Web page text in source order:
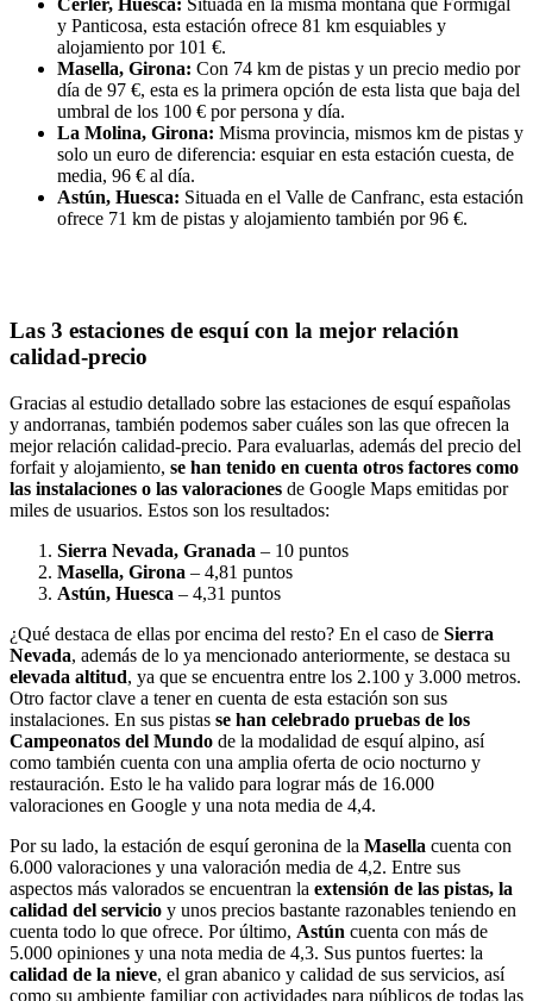
y Panticosa, esta estación ofrece 81 km esquiables y
alojamiento por 101 €.
Masella, Girona: Con 74 km de pistas y un precio medio por
día de 97 €, esta es la primera opción de esta lista que baja del
umbral de los 100 € por persona y día.
La Molina, Girona: Misma provincia, mismos km de pistas y
solo un euro de diferencia: esquiar en esta estación cuesta, de
media, 96 € al día.
Astún, Huesca: Situada en el Valle de Canfranc, esta estación
ofrece 71 km de pistas y alojamiento también por 96 €.
Las 3 estaciones de esquí con la mejor relación
calidad-precio
Gracias al estudio detallado sobre las estaciones de esquí españolas
y andorranas, también podemos saber cuáles son las que ofrecen la
mejor relación calidad-precio. Para evaluarlas, además del precio del
forfait y alojamiento, se han tenido en cuenta otros factores como
las instalaciones o las valoraciones de Google Maps emitidas por
miles de usuarios. Estos son los resultados:
Sierra Nevada, Granada – 10 puntos
Masella, Girona – 4,81 puntos
Astún, Huesca – 4,31 puntos
¿Qué destaca de ellas por encima del resto? En el caso de Sierra
Nevada, además de lo ya mencionado anteriormente, se destaca su
elevada altitud, ya que se encuentra entre los 2.100 y 3.000 metros.
Otro factor clave a tener en cuenta de esta estación son sus
instalaciones. En sus pistas se han celebrado pruebas de los
Campeonatos del Mundo de la modalidad de esquí alpino, así
como también cuenta con una amplia oferta de ocio nocturno y
restauración. Esto le ha valido para lograr más de 16.000
valoraciones en Google y una nota media de 4,4.
Por su lado, la estación de esquí geronina de la Masella cuenta con
6.000 valoraciones y una valoración media de 4,2. Entre sus
aspectos más valorados se encuentran la extensión de las pistas, la
calidad del servicio y unos precios bastante razonables teniendo en
cuenta todo lo que ofrece. Por último, Astún cuenta con más de
5.000 opiniones y una nota media de 4,3. Sus puntos fuertes: la
calidad de la nieve, el gran abanico y calidad de sus servicios, así
como su ambiente familiar con actividades para públicos de todas las